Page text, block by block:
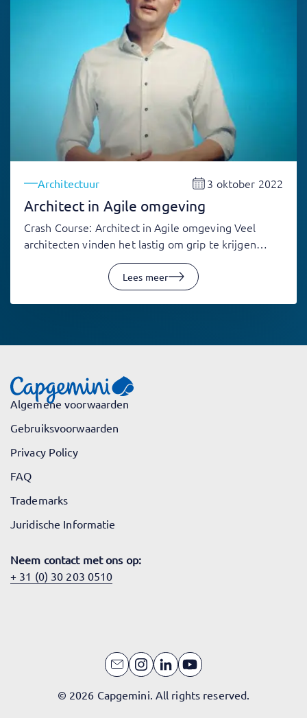
Architectuur 3 oktober 2022
Architect in Agile omgeving
Crash Course: Architect in Agile omgeving Veel
architecten vinden het lastig om grip te krijgen…
Lees meer
Algemene voorwaarden
Gebruiksvoorwaarden
Privacy Policy
FAQ
Trademarks
Juridische Informatie
Neem contact met ons op:
+ 31 (0) 30 203 0510
© 2026 Capgemini. All rights reserved.